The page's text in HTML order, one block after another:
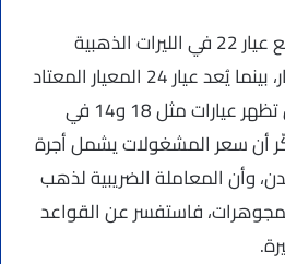
وفي العادات المحلية يشيع عيار 22 في الليرات الذهبية
والأساور المخصصة للادخار، بينما يُعد عيار 24 المعيار المعتاد
لسبائك الاستثمار، في حين تظهر عيارات مثل 18 و14 في
أن سعر المشغولات يشمل أجرة
وأن المعاملة الضريبية لذهب
فاستفسر عن القواعد